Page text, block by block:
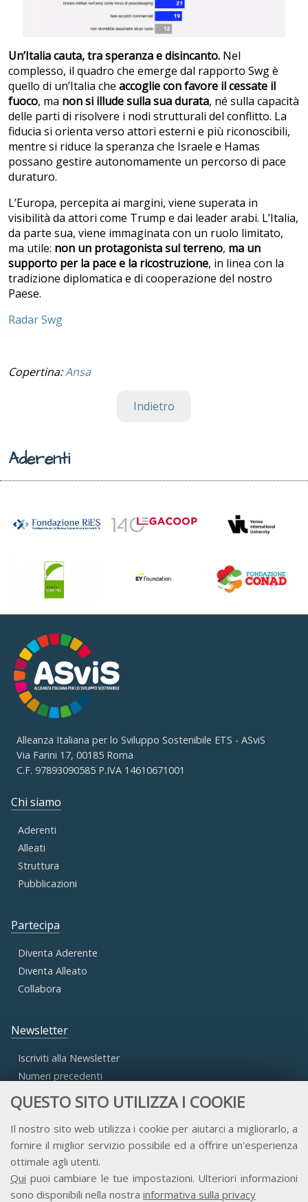
QUESTO SITO UTILIZZA I COOKIE
Il nostro sito web utilizza i cookie per aiutarci a migliorarlo, a
fornire il miglior servizio possibile ed a offrire un'esperienza
ottimale agli utenti.
Qui puoi cambiare le tue impostazioni. Ulteriori informazioni
sono disponibili nella nostra informativa sulla privacy
Un’Italia cauta, tra speranza e disincanto. Nel
complesso, il quadro che emerge dal rapporto Swg è
quello di un’Italia che accoglie con favore il cessate il
fuoco, ma non si illude sulla sua durata, né sulla capacità
delle parti di risolvere i nodi strutturali del conflitto. La
fiducia si orienta verso attori esterni e più riconoscibili,
mentre si riduce la speranza che Israele e Hamas
possano gestire autonomamente un percorso di pace
duraturo.
L’Europa, percepita ai margini, viene superata in
visibilità da attori come Trump e dai leader arabi. L’Italia,
da parte sua, viene immaginata con un ruolo limitato,
ma utile: non un protagonista sul terreno, ma un
supporto per la pace e la ricostruzione, in linea con la
tradizione diplomatica e di cooperazione del nostro
Paese.
Radar Swg
Copertina:Ansa
Indietro
Aderenti
Alleanza Italiana per lo Sviluppo Sostenibile ETS - ASviS
Via Farini 17, 00185 Roma
C.F. 97893090585 P.IVA 14610671001
Chi siamo
Aderenti
Alleati
Struttura
Pubblicazioni
Partecipa
Diventa Aderente
Diventa Alleato
Collabora
Newsletter
Iscriviti alla Newsletter
Numeri precedenti
Accesso Aderenti
Accesso Consulta
Accesso Team